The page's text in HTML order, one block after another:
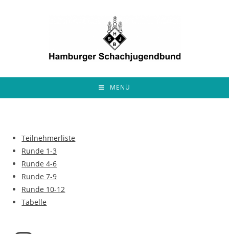
MENÜ
Teilnehmerliste
Runde 1-3
Runde 4-6
Runde 7-9
Runde 10-12
Tabelle